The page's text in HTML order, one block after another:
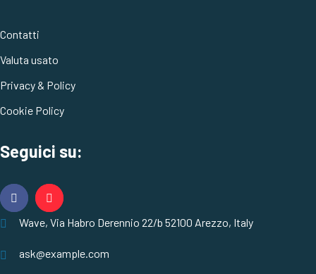
Contatti
Valuta usato
Privacy & Policy
Cookie Policy
Seguici su:
Wave, Via Habro Derennio 22/b 52100 Arezzo, Italy
ask@example.com